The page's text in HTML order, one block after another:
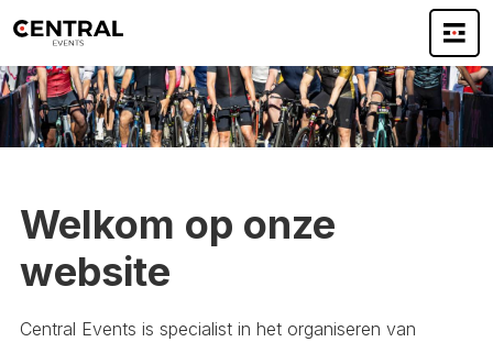
Welkom op onze
website
Central Events is specialist in het organiseren van